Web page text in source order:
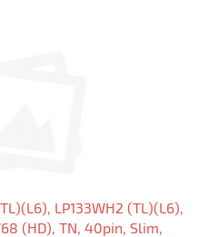
LP133WH2 (TL)(L6),
(HD), TN, 40pin, Slim,